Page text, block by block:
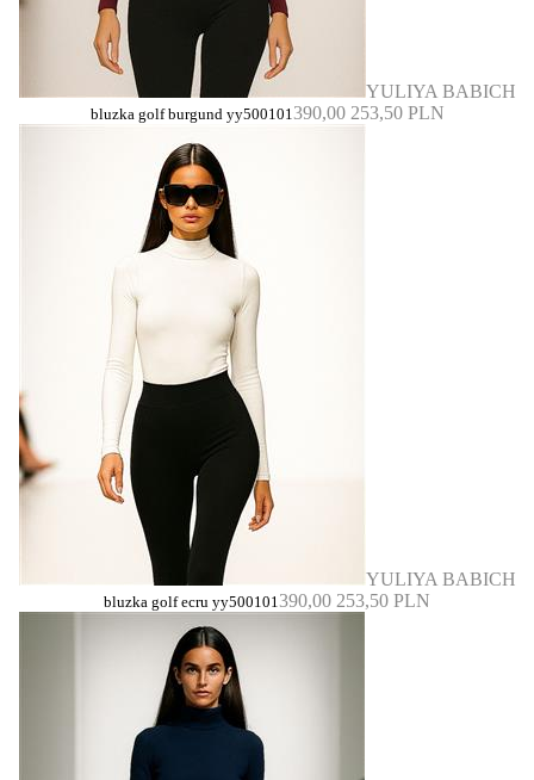
YULIYA BABICH
bluzka golf burgund yy500101390,00 253,50 PLN
YULIYA BABICH
bluzka golf ecru yy500101390,00 253,50 PLN